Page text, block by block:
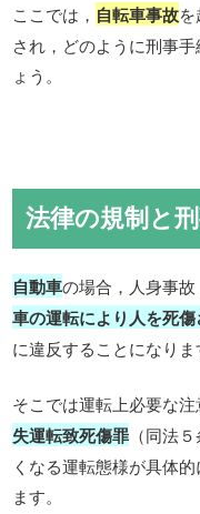
ここでは， 自転車事故
され，どのように刑事
ょう。
法律の規制と
自動車の場合，人身事
車の運転により人を死
に違反することになりま
そこでは運転上必要な
失運転致死傷罪 （同法
くなる運転態様が具体
ます。